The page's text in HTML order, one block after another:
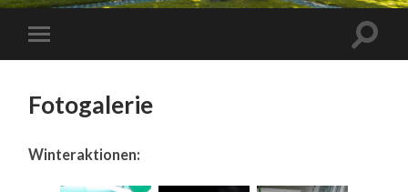
Fotogalerie
Winteraktionen: